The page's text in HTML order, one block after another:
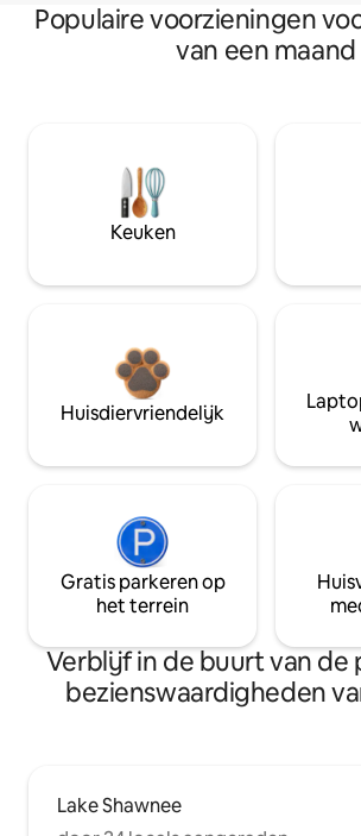
Populaire voorzieningen
van een maand
Keuken
Huisdiervriendelijk
Gratis parkeren op
het terrein
Verblijf in de buurt van de
bezienswaardigheden
Lake Shawnee